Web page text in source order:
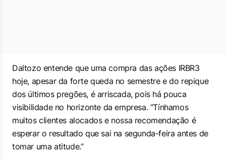
Daltozo entende que uma compra das ações IRBR3
hoje, apesar da forte queda no semestre e do repique
dos últimos pregões, é arriscada, pois há pouca
visibilidade no horizonte da empresa. “Tínhamos
muitos clientes alocados e nossa recomendação é
esperar o resultado que sai na segunda-feira antes de
tomar uma atitude.”